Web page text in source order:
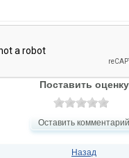
Поставить оценку
Оставить комментарий
Назад